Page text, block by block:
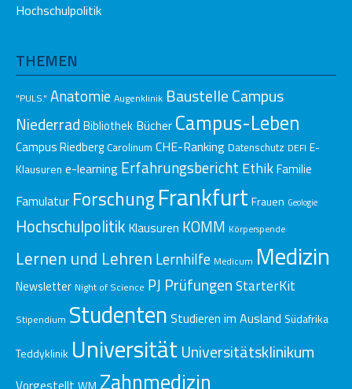
Hochschulpolitik
THEMEN
"PULS." Anatomie Augenklinik Baustelle Campus
Niederrad Bibliothek Bücher Campus-Leben
Campus Riedberg Carolinum CHE-Ranking Datenschutz DEFI E-
Klausuren e-learning Erfahrungsbericht EthikFamilie
Famulatur Forschung FrankfurtFrauen Geologie
Hochschulpolitik Klausuren KOMM Körperspende
Lernen und Lehren Lernhilfe Medicum Medizin
Newsletter Night of Science PJ PrüfungenStarterKit
Stipendium Studenten Studieren im Ausland Südafrika
Teddyklinik UniversitätUniversitätsklinikum
Zahnmedizin